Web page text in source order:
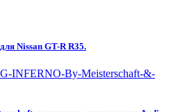
Nissan GT-R R35.